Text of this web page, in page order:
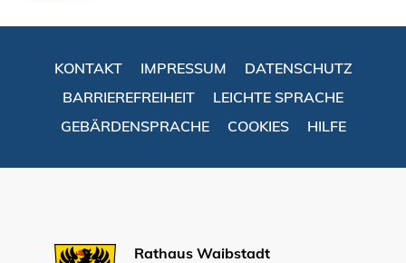
KONTAKT IMPRESSUM
DATENSCHUTZ
BARRIEREFREIHEIT
LEICHTE SPRACHE
GEBÄRDENSPRACHE
COOKIES HILFE
Rathaus Waibstadt